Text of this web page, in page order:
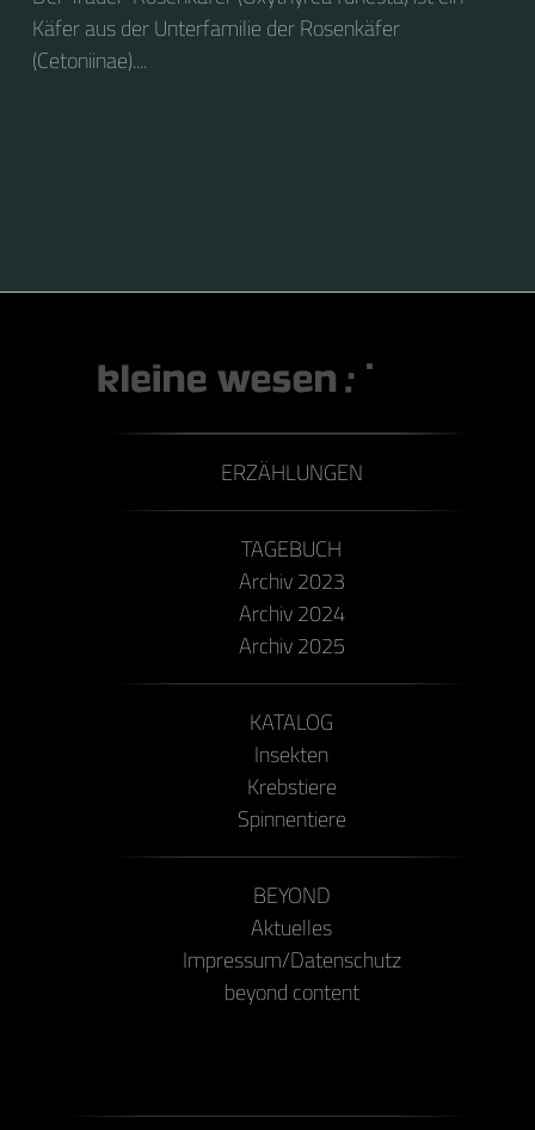
Käfer aus der Unterfamilie der Rosenkäfer
(Cetoniinae)....
ERZÄHLUNGEN
TAGEBUCH
Archiv 2023
Archiv 2024
Archiv 2025
KATALOG
Insekten
Krebstiere
Spinnentiere
BEYOND
Aktuelles
Impressum/Datenschutz
beyond content